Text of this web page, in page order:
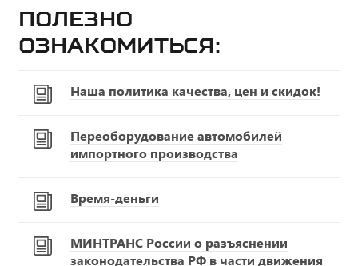
Полезно
ознакомиться:
Наша политика качества, цен и скидок!
Переоборудование автомобилей
импортного производства
Время-деньги
МИНТРАНС России о разъяснении
законодательства РФ в части движения